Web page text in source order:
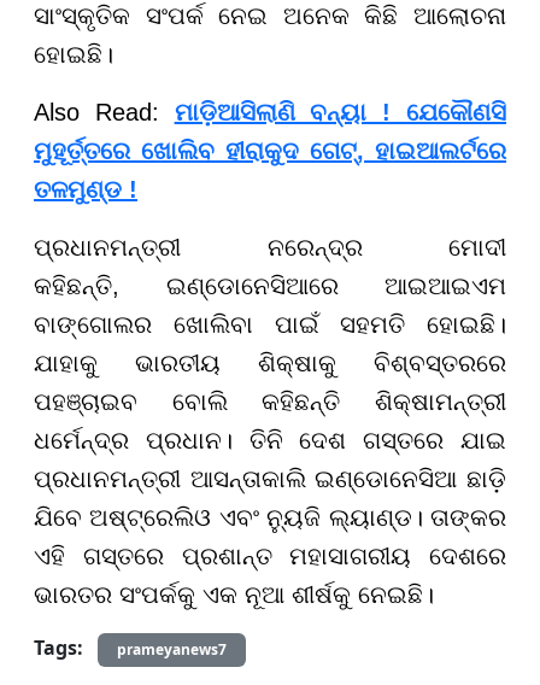
ସାଂସ୍କୃତିକ ସଂପର୍କ ନେଇ ଅନେକ କିଛି ଆଲୋଚନା
ହୋଇଛି।
Also Read: ମାଡ଼ିଆସିଲାଣି ବନ୍ୟା ! ଯେକୌଣସି
ମୁହୂର୍ତ୍ତରେ ଖୋଲିବ ହୀରାକୁଦ ଗେଟ୍, ହାଇଆଲର୍ଟରେ
ତଳମୁଣ୍ଡ !
ପ୍ରଧାନମନ୍ତ୍ରୀ ନରେନ୍ଦ୍ର ମୋଦୀ
କହିଛନ୍ତି, ଇଣ୍ଡୋନେସିଆରେ ଆଇଆଇଏମ
ବାଙ୍ଗୋଲର ଖୋଲିବା ପାଇଁ ସହମତି ହୋଇଛି।
ଯାହାକୁ ଭାରତୀୟ ଶିକ୍ଷାକୁ ବିଶ୍ବସ୍ତରରେ
ପହଞ୍ଚାଇବ ବୋଲି କହିଛନ୍ତି ଶିକ୍ଷାମନ୍ତ୍ରୀ
ଧର୍ମେନ୍ଦ୍ର ପ୍ରଧାନ। ତିନି ଦେଶ ଗସ୍ତରେ ଯାଇ
ପ୍ରଧାନମନ୍ତ୍ରୀ ଆସନ୍ତାକାଲି ଇଣ୍ଡୋନେସିଆ ଛାଡ଼ି
ଯିବେ ଅଷ୍ଟ୍ରେଲିଓ ଏବଂ ନ୍ୟୁଜି ଲ୍ୟାଣ୍ଡ। ତାଙ୍କର
ଏହି ଗସ୍ତରେ ପ୍ରଶାନ୍ତ ମହାସାଗରୀୟ ଦେଶରେ
ଭାରତର ସଂପର୍କକୁ ଏକ ନୂଆ ଶୀର୍ଷକୁ ନେଇଛି।
Tags:
prameyanews7